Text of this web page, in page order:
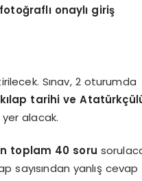
fotoğraflı onaylı giriş
Sınav, 2 oturumda
tarihi ve
yer alacak.
toplam 40 soru
yanlış cevap